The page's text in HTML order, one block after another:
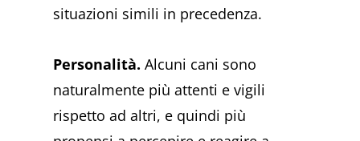
situazioni simili in precedenza.
Personalità. Alcuni cani sono
naturalmente più attenti e vigili
rispetto ad altri, e quindi più